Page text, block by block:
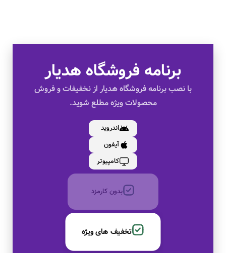
برنامه فروشگاه هدیار
با نصب برنامه فروشگاه هدیار از نخفیفات و فروش
محصولات ویژه مطلع شوید.
اندروید
آیفون
کامپیوتر
تخفیف های ویژه
کالای اصل
به صورت اقساط
بدون کارمزد
تخفیف های ویژه